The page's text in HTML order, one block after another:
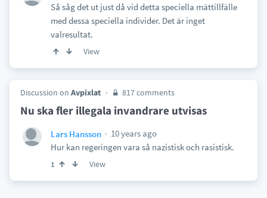
Så såg det ut just då vid detta speciella mättillfälle
med dessa speciella individer. Det är inget
valresultat.
View
Discussion on Avpixlat 817 comments
Nu ska fler illegala invandrare utvisas
Lars Hansson
10 years ago
Hur kan regeringen vara så nazistisk och rasistisk.
1 View